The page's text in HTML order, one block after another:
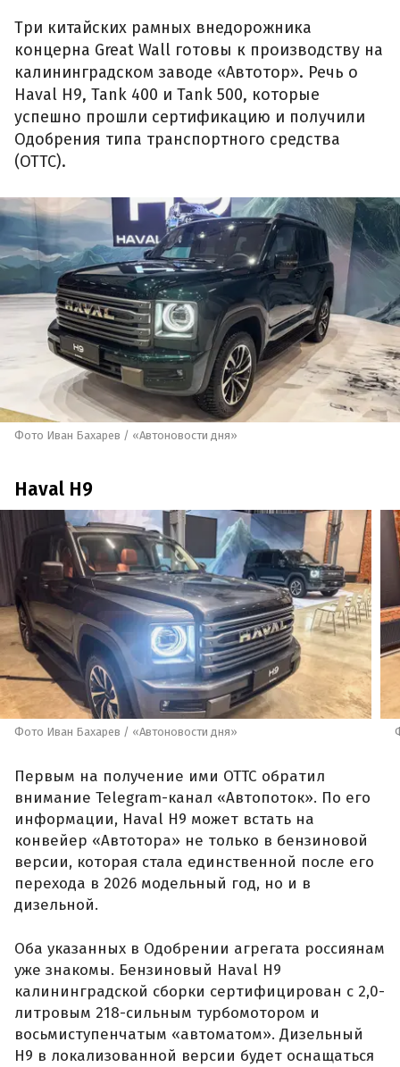
Три китайских рамных внедорожника
концерна Great Wall готовы к производству на
калининградском заводе «Автотор». Речь о
Haval H9, Tank 400 и Tank 500, которые
успешно прошли сертификацию и получили
Одобрения типа транспортного средства
(ОТТС).
Фото Иван Бахарев / «Автоновости дня»
Haval H9
Фото Иван Бахарев / «Автоновости дня»
Первым на получение ими ОТТС обратил
внимание Telegram-канал «Автопоток». По его
информации, Haval H9 может встать на
конвейер «Автотора» не только в бензиновой
версии, которая стала единственной после его
перехода в 2026 модельный год, но и в
дизельной.
Оба указанных в Одобрении агрегата россиянам
уже знакомы. Бензиновый Haval H9
калининградской сборки сертифицирован с 2,0-
литровым 218-сильным турбомотором и
восьмиступенчатым «автоматом». Дизельный
H9 в локализованной версии будет оснащаться